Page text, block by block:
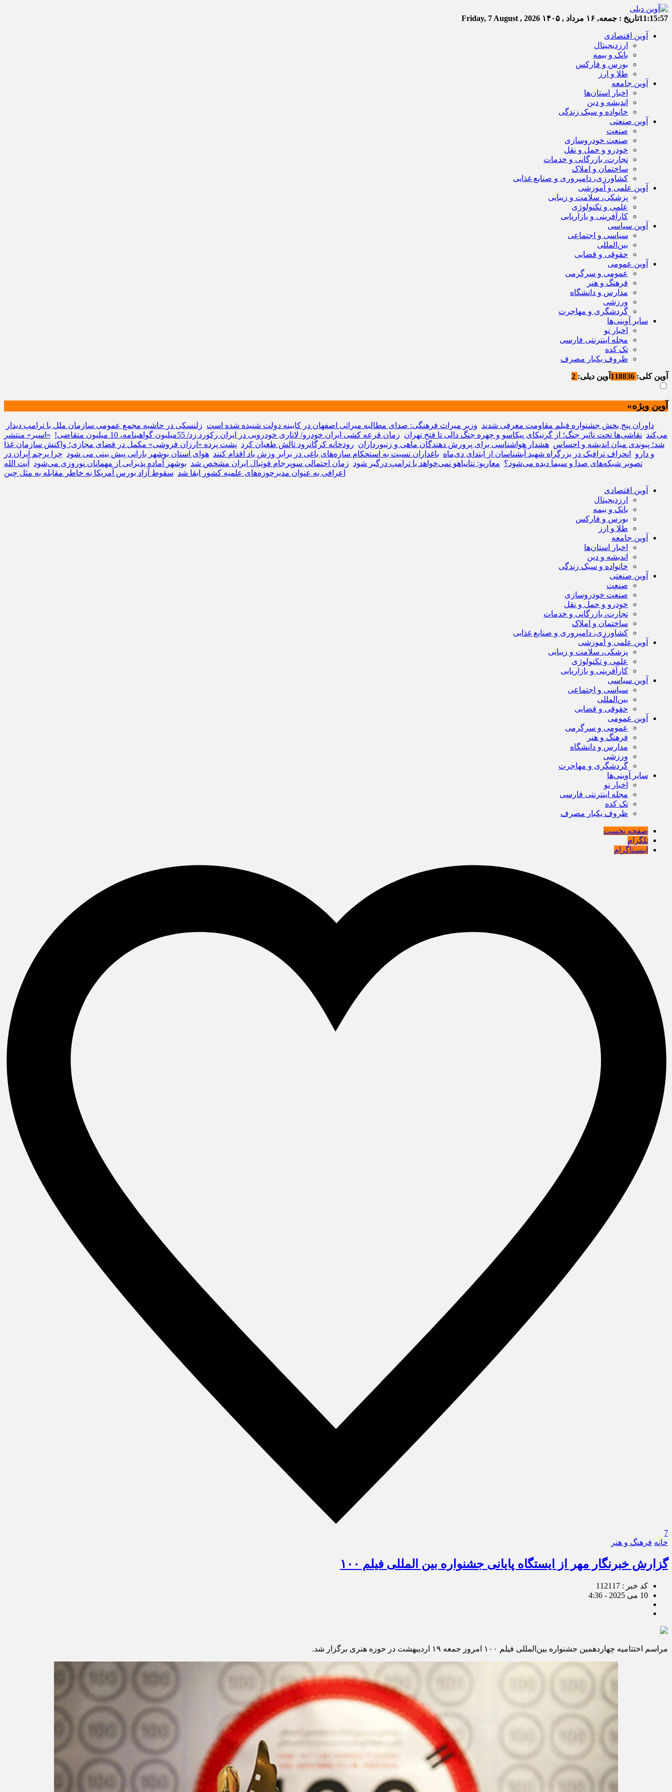
11:15:58تاریخ : جمعه, ۱۶ مرداد , ۱۴۰۵ Friday, 7 August , 2026
آوین اقتصادی
ارزدیجیتال
بانک و بیمه
بورس و فارکس
طلا و ارز
آوین جامعه
اخبار استان‌ها
اندیشه و دین
خانواده و سبک زندگی
آوین صنعتی
صنعت
صنعت خودروسازی
خودرو و حمل و نقل
تجارت، بازرگانی و خدمات
ساختمان و املاک
کشاورزی، دامپروری و صنایع غذایی
آوین علمی و آموزشی
پزشکی، سلامت و زیبایی
علمی و تکنولوژی
کارآفرینی و بازاریابی
آوین سیاسی
سیاسی و اجتماعی
بین‌المللی
حقوقی و قضایی
آوین عمومی
عمومی و سرگرمی
فرهنگ و هنر
مدارس و دانشگاه
ورزشی
گردشگری و مهاجرت
سایر آوینی‌ها
اخبار نو
مجله اینترنتی فارسی
تک کده
ظروف یکبار مصرف
آوین کلی: آوین دیلی:
آوین ویژه»
داوران پنج بخش جشنواره فیلم مقاومت معرفی شدند وزیر میراث فرهنگی: صدای مطالبه میراثی اصفهان در کابینه دولت شنیده شده است زلنسکی در حاشیه مجمع عمومی سازمان ملل با ترامپ دیدار
می‌کند نقاشی‌ها تحت تاثیر جنگ؛ از گرنیکای پیکاسو و چهره جنگ دالی تا فتح تهران زمان قرعه کشی ایران خودرو/ لاتاری خودرویی در ایران رکورد زد/ 55میلیون گواهینامه، 10 میلیون متقاضی!
«اسیر» منتشر
شد؛ پیوندی میان اندیشه و احساس هشدار هواشناسی برای پرورش دهندگان ماهی و زنبورداران رودخانه کرگانرود تالش طغیان کرد پشت پرده «ارزان فروشی» مکمل در فضای مجازی؛ واکنش سازمان غذا
و دارو
انحراف ترافیک در بزرگراه شهید آبشناسان از ابتدای دی‌ماه باغداران نسبت به استحکام سازه‌های باغی در برابر وزش باد اقدام کنند هوای استان بوشهر بارانی پیش بینی می شود چرا پرچم ایران در
تصویر شبکه‌های صدا و سیما دیده می‌شود؟ معاریو: نتانیاهو نمی‌خواهد با ترامپ درگیر شود زمان احتمالی سوپرجام فوتبال ایران مشخص شد بوشهر آماده پذیرایی از مهمانان نوروزی می‌شود
آیت الله
اعرافی به عنوان مدیرحوزه‌های علمیه کشور ابقا شد سقوط آزاد بورس آمریکا به خاطر مقابله به مثل چین
آوین اقتصادی
ارزدیجیتال
بانک و بیمه
بورس و فارکس
طلا و ارز
آوین جامعه
اخبار استان‌ها
اندیشه و دین
خانواده و سبک زندگی
آوین صنعتی
صنعت
صنعت خودروسازی
خودرو و حمل و نقل
تجارت، بازرگانی و خدمات
ساختمان و املاک
کشاورزی، دامپروری و صنایع غذایی
آوین علمی و آموزشی
پزشکی، سلامت و زیبایی
علمی و تکنولوژی
کارآفرینی و بازاریابی
آوین سیاسی
سیاسی و اجتماعی
بین‌المللی
حقوقی و قضایی
آوین عمومی
عمومی و سرگرمی
فرهنگ و هنر
مدارس و دانشگاه
ورزشی
گردشگری و مهاجرت
سایر آوینی‌ها
اخبار نو
مجله اینترنتی فارسی
تک کده
ظروف یکبار مصرف
صفحه نخست
تلگرام
اینستاگرام
7
خانه فرهنگ و هنر
گزارش خبرنگار مهر از ایستگاه پایانی جشنواره بین المللی فیلم ۱۰۰
کد خبر : 112117
10 می 2025 - 4:36
مراسم اختتامیه چهاردهمین جشنواره بین‌المللی فیلم ۱۰۰ امروز جمعه ۱۹ اردیبهشت در حوزه هنری برگزار شد.